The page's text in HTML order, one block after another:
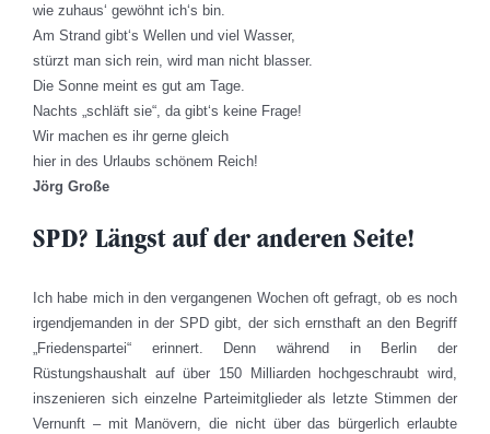
wie zuhaus‘ gewöhnt ich‘s bin.
Am Strand gibt‘s Wellen und viel Wasser,
stürzt man sich rein, wird man nicht blasser.
Die Sonne meint es gut am Tage.
Nachts „schläft sie“, da gibt‘s keine Frage!
Wir machen es ihr gerne gleich
hier in des Urlaubs schönem Reich!
Jörg Große
SPD? Längst auf der anderen Seite!
Ich habe mich in den vergangenen Wochen oft gefragt, ob es noch
irgendjemanden in der SPD gibt, der sich ernsthaft an den Begriff
„Friedenspartei“ erinnert. Denn während in Berlin der
Rüstungshaushalt auf über 150 Milliarden hochgeschraubt wird,
inszenieren sich einzelne Parteimitglieder als letzte Stimmen der
Vernunft – mit Manövern, die nicht über das bürgerlich erlaubte